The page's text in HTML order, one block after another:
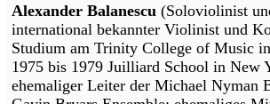
Alexander Balanescu (Soloviolinist
international bekannter Violinist und
Studium am Trinity College of Music
1975 bis 1979 Juilliard School in New
ehemaliger Leiter der Michael Nyman